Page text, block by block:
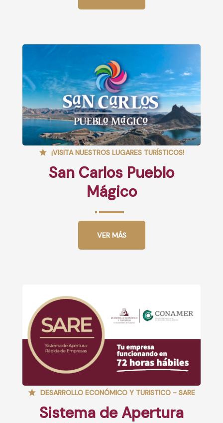
¡VISITA NUESTROS LUGARES TURÍSTICOS!
San Carlos Pueblo
Mágico
VER MÁS
DESARROLLO ECONÓMICO Y TURISTICO - SARE
Sistema de Apertura